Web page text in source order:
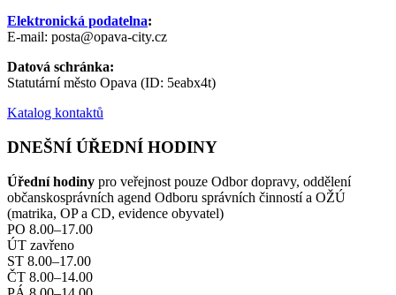
Elektronická podatelna:
E-mail: posta@opava-city.cz
Datová schránka:
Statutární město Opava (ID: 5eabx4t)
Katalog kontaktů
DNEŠNÍ ÚŘEDNÍ HODINY
Úřední hodiny pro veřejnost pouze Odbor dopravy, oddělení
občanskosprávních agend Odboru správních činností a OŽÚ
(matrika, OP a CD, evidence obyvatel)
PO 8.00–17.00
ÚT zavřeno
ST 8.00–17.00
ČT 8.00–14.00